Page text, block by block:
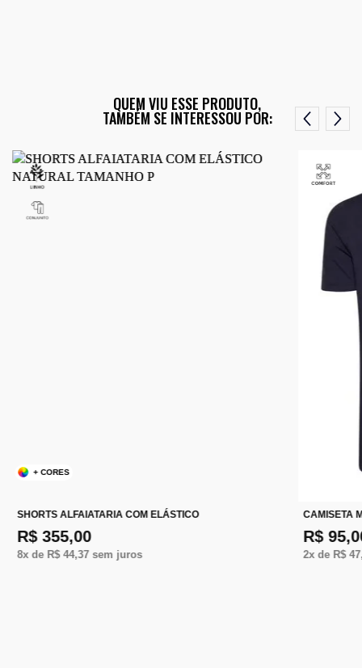
QUEM VIU ESSE PRODUTO,
TAMBÉM SE INTERESSOU POR:
+ CORES
SHORTS ALFAIATARIA COM ELÁSTICO
R$ 355,00
8x de R$ 44,37sem juros
CAMISETA
R$
2x de R$